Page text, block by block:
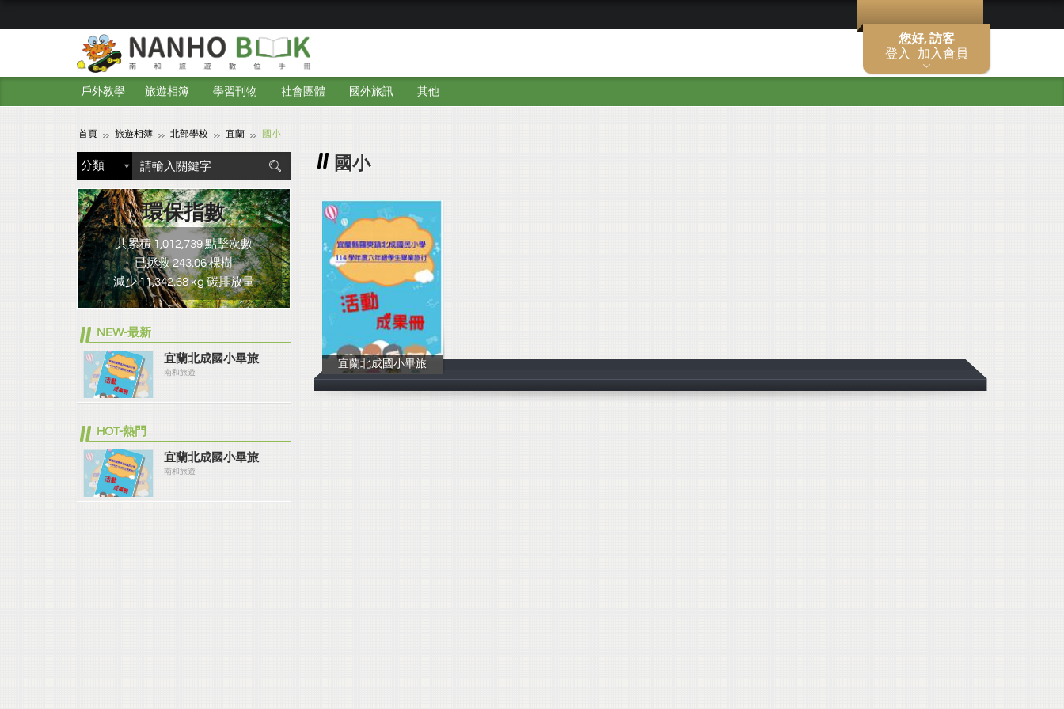
您好, 訪客
登入 | 加入會員
戶外教學 旅遊相簿 學習刊物 社會團體 國外旅訊 其他
首頁 旅遊相簿 北部學校 宜蘭 國小
國小
宜蘭北成國小畢旅
南和旅遊
環保指數
共累積 1,012,739 點擊次數
已拯救 243.06 棵樹
減少 11,342.68 kg 碳排放量
NEW-最新
宜蘭北成國小畢旅
南和旅遊
HOT-熱門
宜蘭北成國小畢旅
南和旅遊